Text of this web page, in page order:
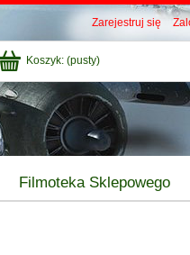
Zarejestruj się
Koszyk: (pusty)
Filmoteka Sklepowego